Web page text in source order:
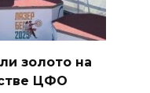
золото на
ЦФО